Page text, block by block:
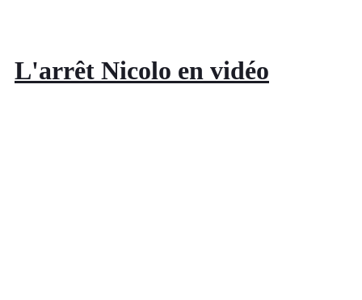
L'arrêt Nicolo en vidéo